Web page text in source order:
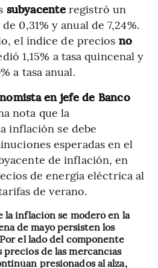
subyacenteregistró un
0,31% y anual de 7,24%.
el índice de precios no
1,15% a tasa quincenal y
a tasa anual.
en jefe de Banco
nota que la
inflación se debe
esperadas en el
de inflación, en
de energía eléctrica al
de verano.
la inflación se moderó en la
de mayo persisten los
el lado del componente
precios de las mercancías
presionados al alza,